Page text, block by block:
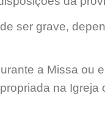
ser grave,
a Missa ou
na